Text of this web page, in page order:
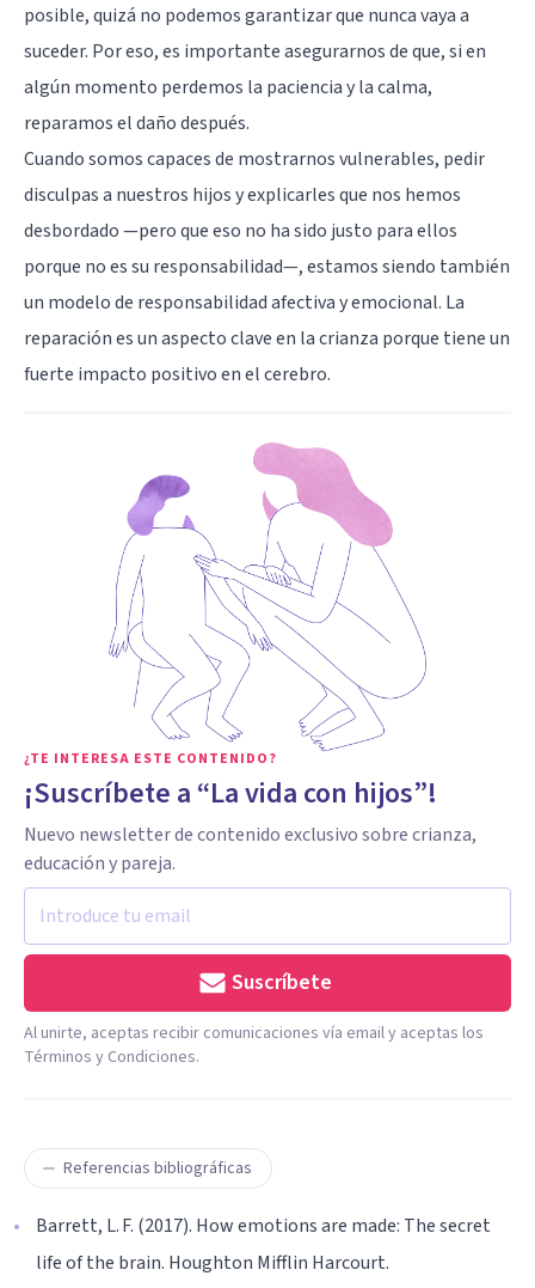
posible, quizá no podemos garantizar que nunca vaya a
suceder. Por eso, es importante asegurarnos de que, si en
algún momento perdemos la paciencia y la calma,
reparamos el daño después.
Cuando somos capaces de mostrarnos vulnerables, pedir
disculpas a nuestros hijos y explicarles que nos hemos
desbordado —pero que eso no ha sido justo para ellos
porque no es su responsabilidad—, estamos siendo también
un modelo de responsabilidad afectiva y emocional. La
reparación es un aspecto clave en la crianza porque tiene un
fuerte impacto positivo en el cerebro.
¿TE INTERESA ESTE CONTENIDO?
¡Suscríbete a “La vida con hijos”!
Nuevo newsletter de contenido exclusivo sobre crianza,
educación y pareja.
Suscríbete
Al unirte, aceptas recibir comunicaciones vía email y aceptas los
Términos y Condiciones.
Referencias bibliográficas
Barrett, L. F. (2017). How emotions are made: The secret
life of the brain. Houghton Mifflin Harcourt.